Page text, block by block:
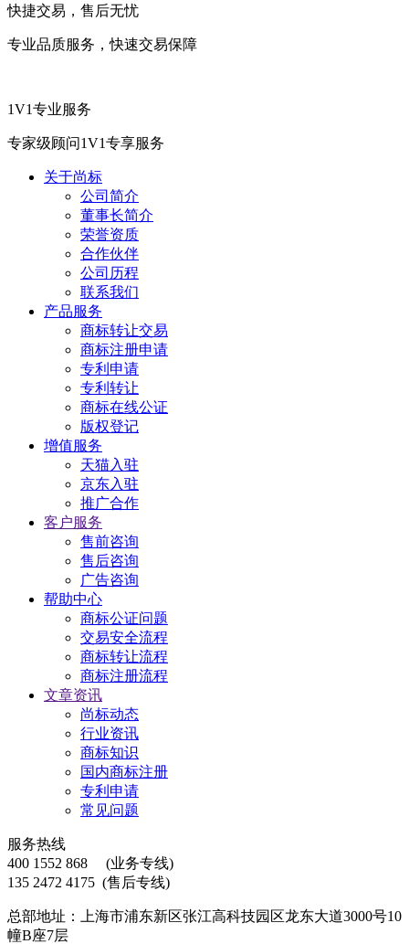
快捷交易，售后无忧
专业品质服务，快速交易保障
1V1专业服务
专家级顾问1V1专享服务
关于尚标
公司简介
董事长简介
荣誉资质
合作伙伴
公司历程
联系我们
产品服务
商标转让交易
商标注册申请
专利申请
专利转让
商标在线公证
版权登记
增值服务
天猫入驻
京东入驻
推广合作
客户服务
售前咨询
售后咨询
广告咨询
帮助中心
商标公证问题
交易安全流程
商标转让流程
商标注册流程
文章资讯
尚标动态
行业资讯
商标知识
国内商标注册
专利申请
常见问题
服务热线
400 1552 868
(业务专线)
135 2472 4175 (售后专线)
总部地址：上海市浦东新区张江高科技园区龙东大道3000号10
幢B座7层